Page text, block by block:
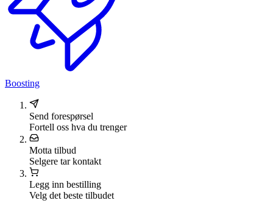
Boosting
Send forespørsel
Fortell oss hva du trenger
Motta tilbud
Selgere tar kontakt
Legg inn bestilling
Velg det beste tilbudet